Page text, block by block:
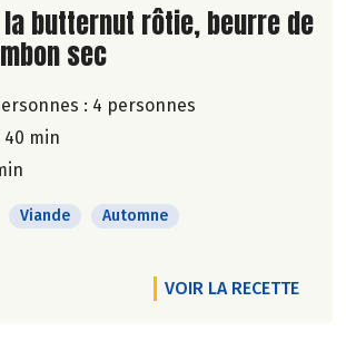
de la recette
la butternut rôtie, beurre de
sec
: 4 personnes
min
Viande Automne
VOIR LA RECETTE